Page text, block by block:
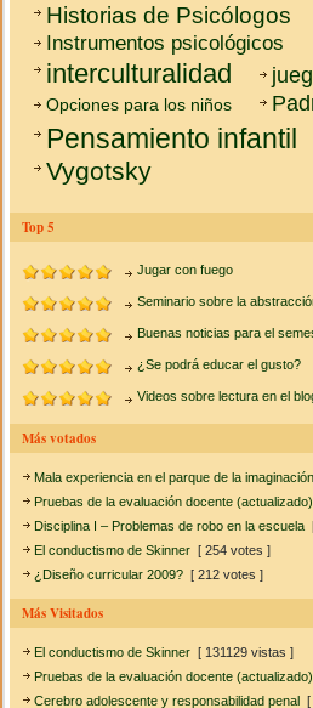
Historias de Psicólogos
Instrumentos psicológicos
interculturalidad
Opciones para los niños
Pensamiento infantil
Vygotsky
Top 5
Jugar con fuego
Seminario sobre la
Buenas noticias para el
¿Se podrá educar el gusto?
Videos sobre lectura en el
Más votados
Mala experiencia en el parque de la imaginación
Pruebas de la evaluación docente (actualizado)
Disciplina I – Problemas de robo en la escuela
El conductismo de Skinner [ 254 votes ]
¿Diseño curricular 2009? [ 212 votes ]
Más Visitados
El conductismo de Skinner [ 131129 vistas ]
Pruebas de la evaluación docente (actualizado)
Cerebro adolescente y responsabilidad penal [